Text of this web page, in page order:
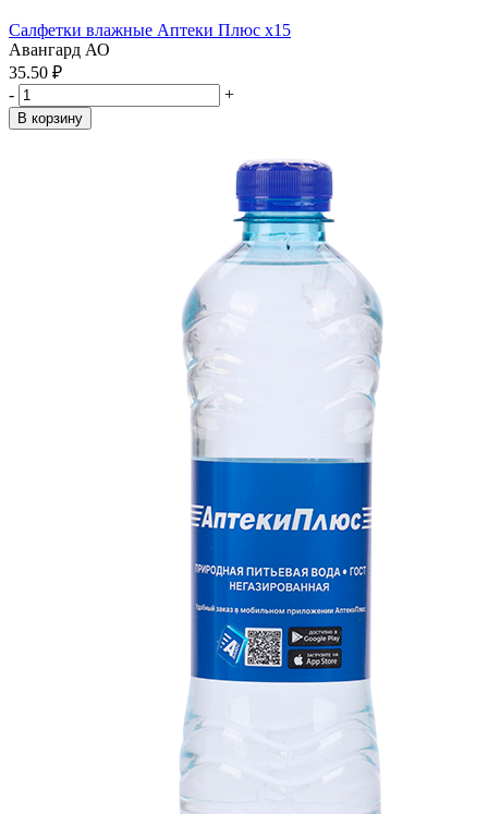
Салфетки влажные Аптеки Плюс x15
Авангард АО
35.50 ₽
-
+
В корзину